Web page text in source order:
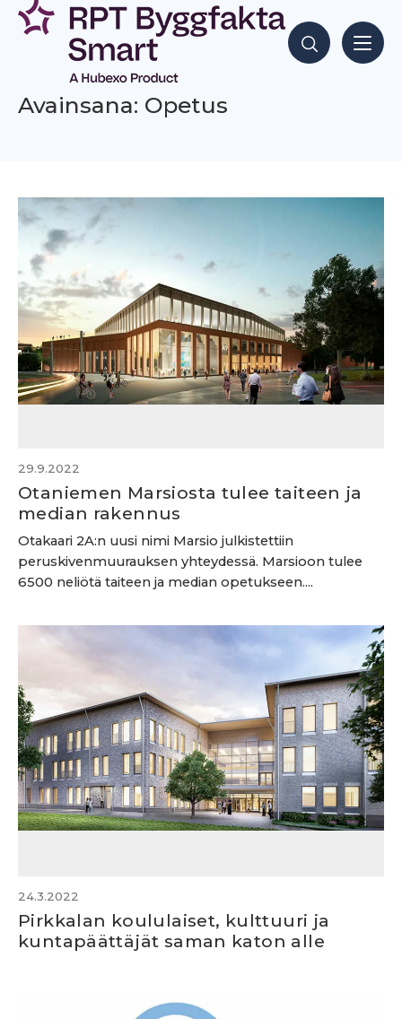
Siirry
sisältöön
Hae sisältöjä
Avainsana: Opetus
29.9.2022
Otaniemen Marsiosta tulee taiteen ja
median rakennus
Otakaari 2A:n uusi nimi Marsio julkistettiin
peruskivenmuurauksen yhteydessä. Marsioon tulee
6500 neliötä taiteen ja median opetukseen....
24.3.2022
Pirkkalan koululaiset, kulttuuri ja
kuntapäättäjät saman katon alle